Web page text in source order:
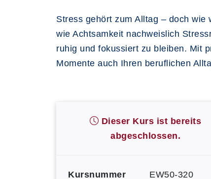
Stress gehört zum Alltag – doch
wie Achtsamkeit nachweislich
ruhig und fokussiert zu bleiben. Mit
Momente auch Ihren beruflichen
Dieser Kurs ist bereits
abgeschlossen.
Kursnummer EW50-320